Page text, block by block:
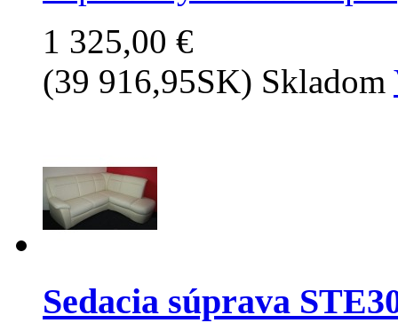
1 325,00 €
(39 916,95SK) Skladom
Sedacia súprava